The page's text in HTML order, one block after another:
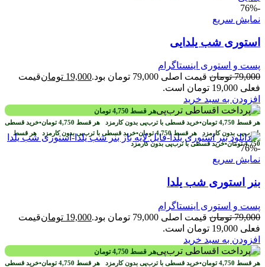
-76%
نمایش سریع
استوری شب یلدایی
پست و استوری اینستاگرام
79,000 تومان قیمت اصلی 79,000 تومان بود. 19,000 تومانقیمت
فعلی 19,000 تومان است.
افزودن به سبد خرید
هر قسط 4,750 تومان
هر قسط 4,750 تومان•خرید قسطی با ترب‌پی بدون کارمزد هر قسط 4,750 تومان•خرید قسطی
با ترب‌پی بدون کارمزد هر قسط 4,750 تومان•خرید قسطی با ترب‌پی بدون کارمزد هر قسط
4,750 تومان•خرید قسطی با ترب‌پی بدون کارمزد
-76%
نمایش سریع
بنر استوری شب یلدا
پست و استوری اینستاگرام
79,000 تومان قیمت اصلی 79,000 تومان بود. 19,000 تومانقیمت
فعلی 19,000 تومان است.
افزودن به سبد خرید
هر قسط 4,750 تومان
هر قسط 4,750 تومان•خرید قسطی با ترب‌پی بدون کارمزد هر قسط 4,750 تومان•خرید قسطی